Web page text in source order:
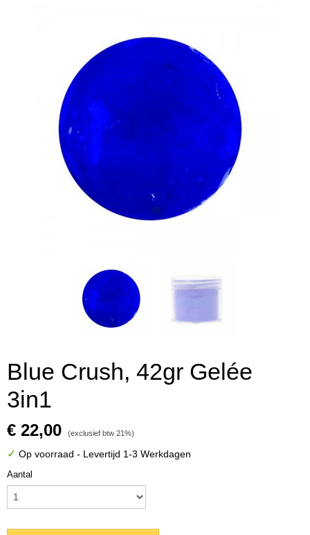
Blue Crush, 42gr Gelée
3in1
€ 22,00 (exclusief btw 21%)
✓ Op voorraad - Levertijd 1-3 Werkdagen
Aantal